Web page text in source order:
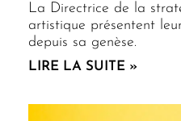
La Directrice de la
artistique présentent
depuis sa genèse.
LIRE LA SUITE »